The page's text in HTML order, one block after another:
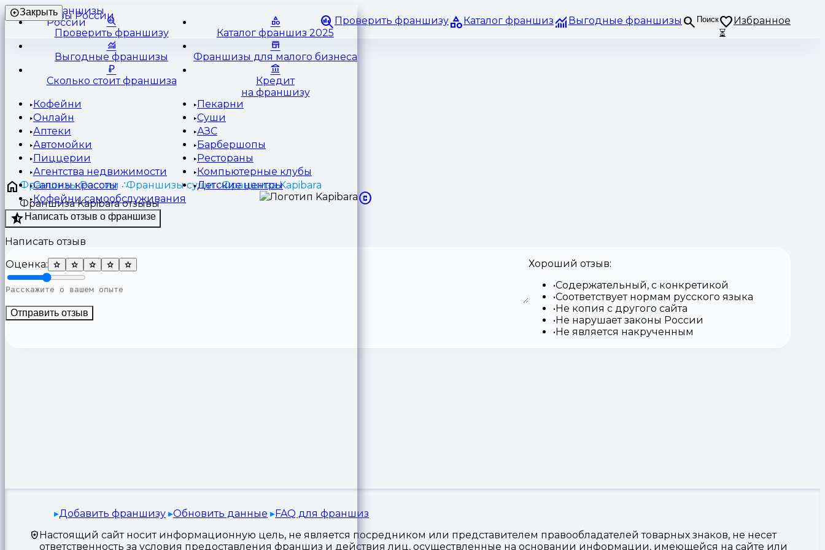
Франшизы
России
Проверить франшизу Каталог франшиз Выгодные франшизы Поиск
Избранное
⏳
Закрыть
Проверить франшизу Каталог франшиз 2025
Выгодные франшизы Франшизы для малого бизнеса
Сколько стоит франшиза
Кредит
на франшизу
Кофейни
Пекарни
Онлайн
Суши
Аптеки
АЗС
Автомойки
Барбершопы
Пиццерии
Рестораны
Агентства недвижимости
Компьютерные клубы
Салоны красоты
Детские центры
Кофейни самообслуживания
Франшизы России Франшизы суши
Франшиза Kapibara
Франшиза Kapibara отзывы
Написать отзыв о франшизе
Написать отзыв
Оценка:
Отправить отзыв
Хороший отзыв:
Содержательный, с конкретикой
Соответствует нормам русского языка
Не копия с другого сайта
Не нарушает законы России
Не является накрученным
Добавить франшизу Обновить данные
FAQ для франшиз
Настоящий сайт носит информационную цель, не является посредником или представителем правообладателей товарных знаков, не несет
ответственность за условия предоставления франшиз и действия лиц, осуществленные на основании информации, имеющейся на сайте или